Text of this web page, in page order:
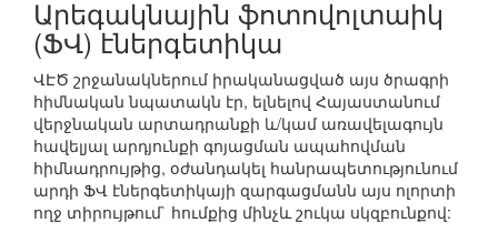
Արեգակնային ֆոտովոլտաիկ
(ՖՎ) էներգետիկա
ՎԷԾ շրջանակներում իրականացված այս ծրագրի
հիմնական նպատակն էր, ելնելով Հայաստանում
վերջնական արտադրանքի և/կամ առավելագույն
հավելյալ արդյունքի գոյացման ապահովման
հիմնադրույթից, օժանդակել հանրապետությունում
արդի ՖՎ էներգետիկայի զարգացմանն այս ոլորտի
ողջ տիրույթում` հումքից մինչև շուկա սկզբունքով: